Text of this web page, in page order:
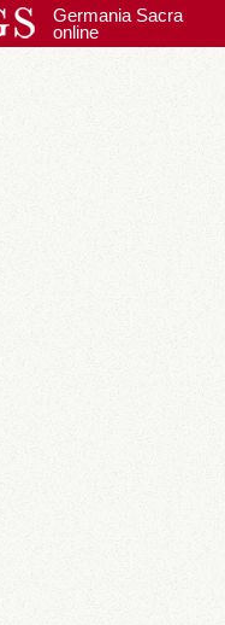
Germania Sacra
online